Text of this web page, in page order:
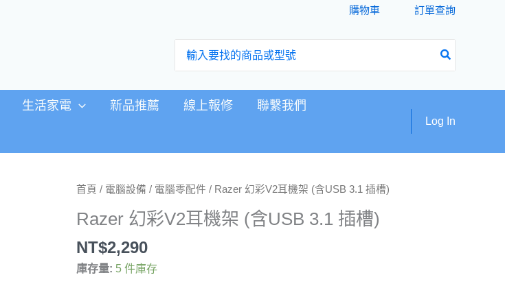
購物車 訂單查詢
生活家電 新品推薦 線上報修 聯繫我們
Log In
首頁 / 電腦設備 / 電腦零配件 / Razer 幻彩V2耳機架 (含USB 3.1 插槽)
Razer 幻彩V2耳機架 (含USB 3.1 插槽)
NT$2,290
庫存量: 5 件庫存
Razer
彩
V2
耳
機